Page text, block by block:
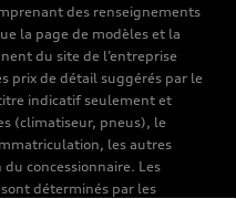
des renseignements
la page de modèles et la
du site de l’entreprise
prix de détail suggérés par le
indicatif seulement et
(climatiseur, pneus), le
les autres
concessionnaire. Les
déterminés par les